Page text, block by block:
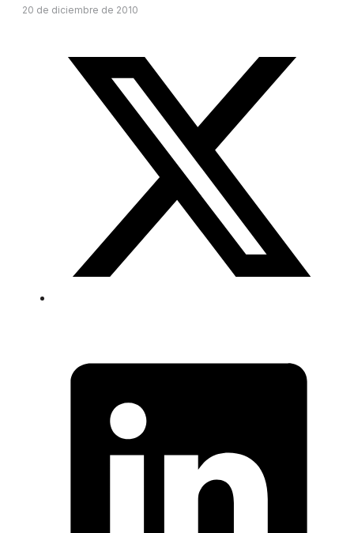
20 de diciembre de 2010